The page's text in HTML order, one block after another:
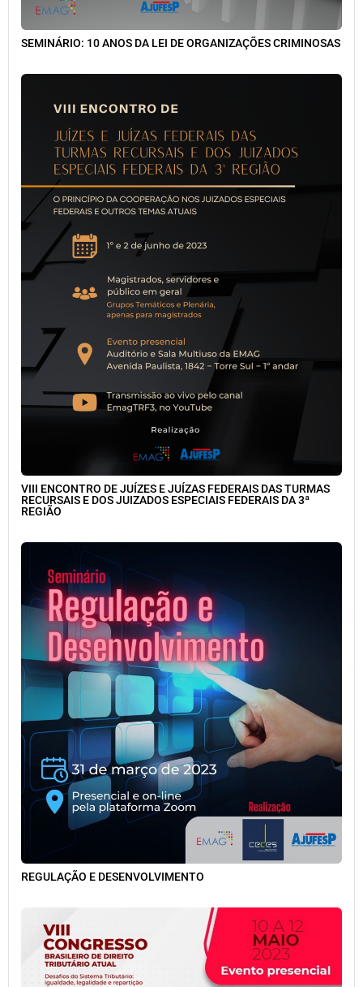
SEMINÁRIO: 10 ANOS DA LEI DE ORGANIZAÇÕES CRIMINOSAS
VIII ENCONTRO DE JUÍZES E JUÍZAS FEDERAIS DAS TURMAS
RECURSAIS E DOS JUIZADOS ESPECIAIS FEDERAIS DA 3ª
REGIÃO
REGULAÇÃO E DESENVOLVIMENTO